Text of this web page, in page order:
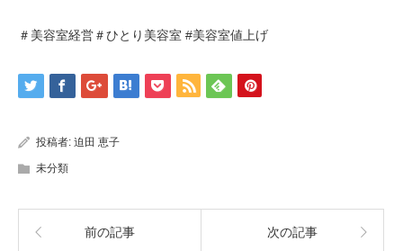
＃美容室経営＃ひとり美容室 #美容室値上げ
投稿者: 迫田 恵子
未分類
前の記事 次の記事